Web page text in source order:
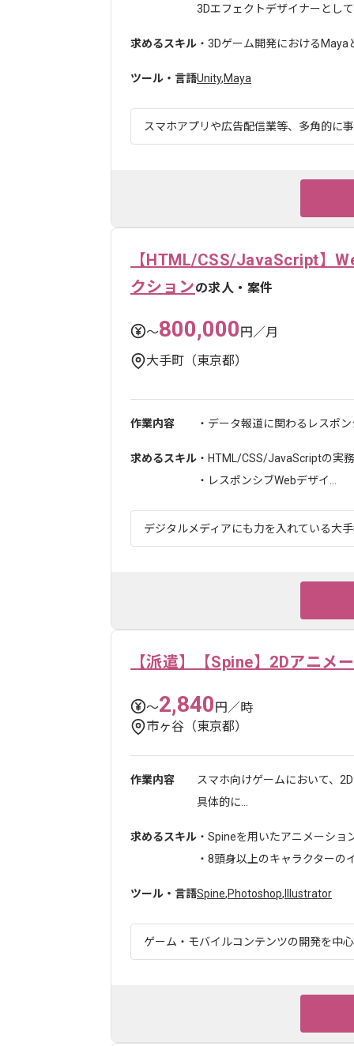
3Dエフェクトデザイナーとして
求めるスキル ・3Dゲーム開発における
ツール・言語Unity,Maya
スマホアプリや広告配信業等、多角的に
【HTML/CSS/JavaScript】
クションの求人・案件
〜800,000円／月
大手町（東京都）
作業内容 ・データ報道に関わるレスポ
求めるスキル ・HTML/CSS/JavaScriptの実
・レスポンシブWebデザイ...
デジタルメディアにも力を入れている大
【派遣】【Spine】2Dアニメ
〜2,840円／時
市ヶ谷（東京都）
作業内容
スマホ向けゲームにおいて、
具体的に...
求めるスキル ・Spineを用いたアニメーショ
・8頭身以上のキャラクターの
ツール・言語Spine,Photoshop, Illustrator
ゲーム・モバイルコンテンツの開発を中